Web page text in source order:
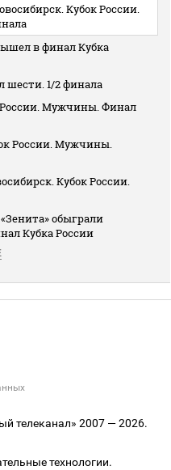
Кубок России.
в финал Кубка
1/2 финала
Мужчины. Финал
России. Мужчины.
Кубок России.
обыграли
Кубка России
телеканал» 2007 — 2026.
технологии.